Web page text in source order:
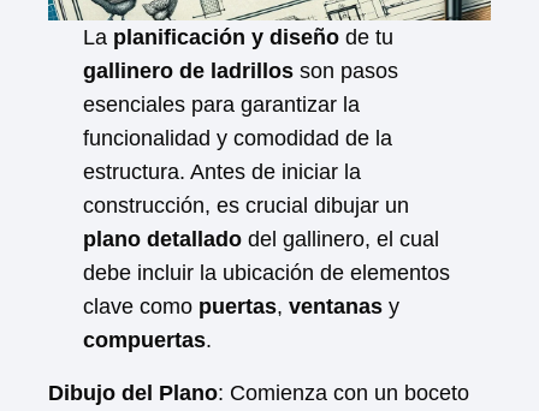
La planificación y diseño de tu
gallinero de ladrillos son pasos
esenciales para garantizar la
funcionalidad y comodidad de la
estructura. Antes de iniciar la
construcción, es crucial dibujar un
plano detallado del gallinero, el cual
debe incluir la ubicación de elementos
clave como puertas,ventanas y
compuertas.
Dibujo del Plano: Comienza con un boceto